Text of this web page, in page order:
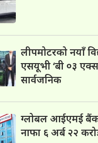
लीपमोटरको नयाँ
एसयूभी ‘बी ०३
सार्वजनिक
ग्लोबल आईएमई
नाफा ६ अर्ब २२